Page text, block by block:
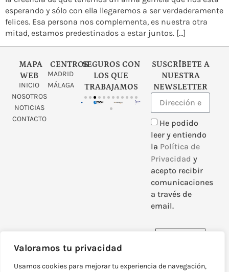
Valoramos tu privacidad
Usamos cookies para mejorar tu experiencia de navegación,
esperando y sólo con ella llegaremos a ser verdaderamente
felices. Esa persona nos complementa, es nuestra otra
mitad, estamos predestinados a estar juntos. […]
MAPA
WEB
INICIO
NOSOTROS
NOTICIAS
CONTACTO
CENTROS
MADRID
MÁLAGA
SEGUROS CON
LOS QUE
TRABAJAMOS
SUSCRÍBETE A
NUESTRA
NEWSLETTER
He podido
leer y entiendo
la Política de
Privacidad y
acepto recibir
comunicaciones
a través de
email.